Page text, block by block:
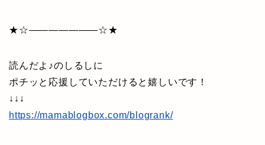
★☆———————☆★
読んだよ♪のしるしに
ポチッと応援していただけると嬉しいです！
↓↓↓
https://mamablogbox.com/blogrank/